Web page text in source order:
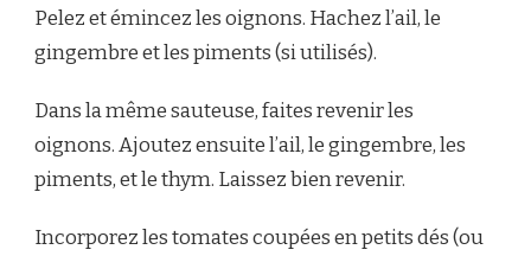
Pelez et émincez les oignons. Hachez l’ail, le
gingembre et les piments (si utilisés).
Dans la même sauteuse, faites revenir les
oignons. Ajoutez ensuite l’ail, le gingembre, les
piments, et le thym. Laissez bien revenir.
Incorporez les tomates coupées en petits dés (ou